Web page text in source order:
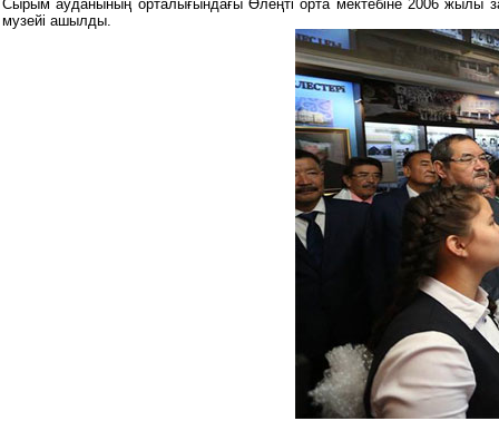
Сырым ауданының орталығындағы Өлеңті орта мектебіне 2006 жылы
музейі ашылды.